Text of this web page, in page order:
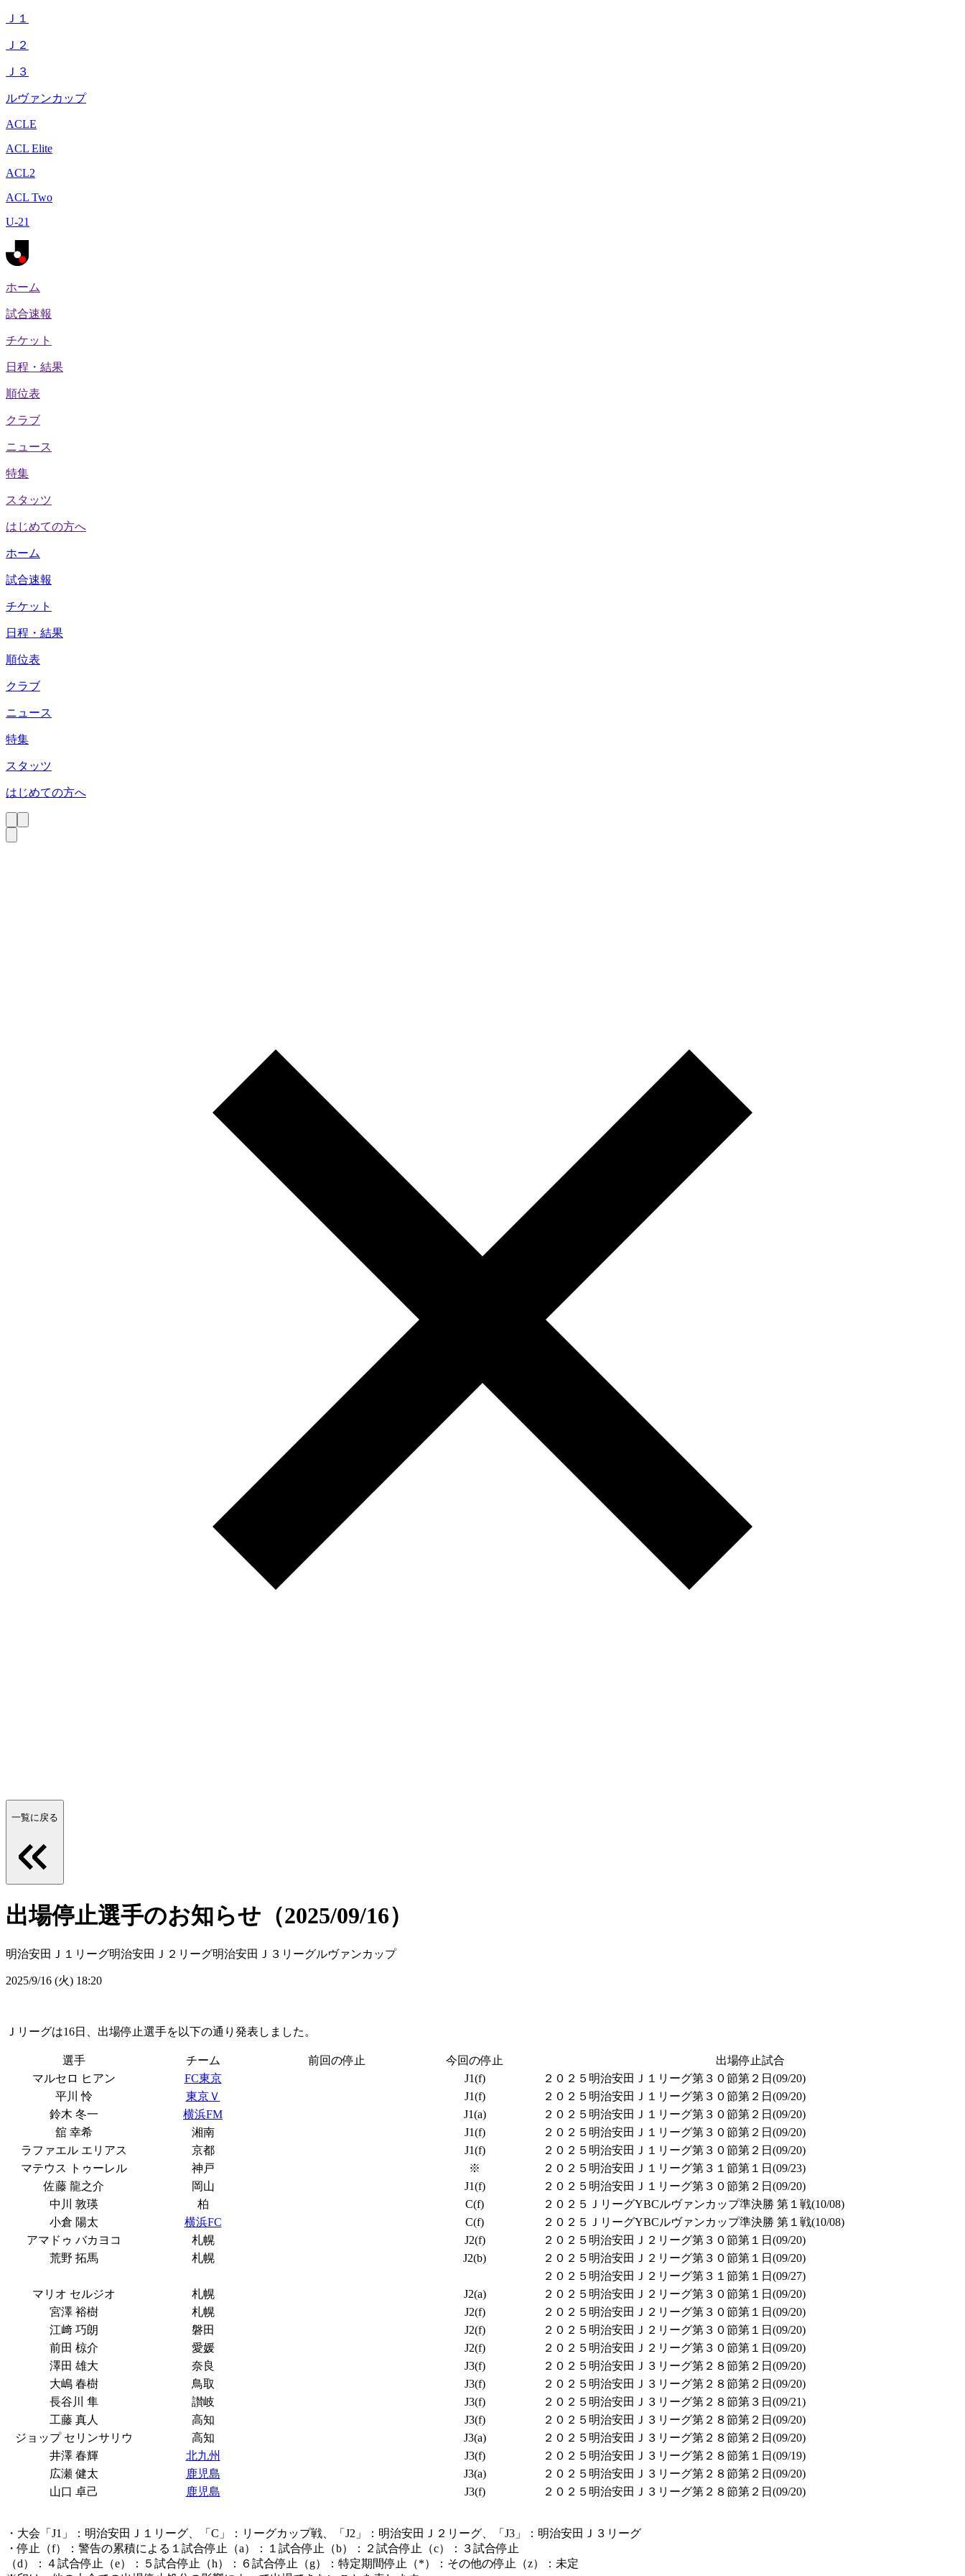
Ｊ１
Ｊ２
Ｊ３
ルヴァンカップ
ACLE
ACL Elite
ACL2
ACL Two
U-21
ホーム
試合速報
チケット
日程・結果
順位表
クラブ
ニュース
特集
スタッツ
はじめての方へ
ホーム
試合速報
チケット
日程・結果
順位表
クラブ
ニュース
特集
スタッツ
はじめての方へ
一覧に戻る
出場停止選手のお知らせ（2025/09/16）
明治安田Ｊ１リーグ明治安田Ｊ２リーグ明治安田Ｊ３リーグルヴァンカップ
2025/9/16 (火) 18:20
Ｊリーグは16日、出場停止選手を以下の通り発表しました。
選手 チーム 前回の停止 今回の停止
出場停止試合
マルセロ ヒアン
FC東京 J1(f)
２０２５明治安田Ｊ１リーグ第３０節第２日(09/20)
平川 怜
東京Ｖ J1(f)
２０２５明治安田Ｊ１リーグ第３０節第２日(09/20)
鈴木 冬一
横浜FM J1(a)
２０２５明治安田Ｊ１リーグ第３０節第２日(09/20)
舘 幸希
湘南 J1(f)
２０２５明治安田Ｊ１リーグ第３０節第２日(09/20)
ラファエル エリアス
京都 J1(f)
２０２５明治安田Ｊ１リーグ第３０節第２日(09/20)
マテウス トゥーレル
神戸 ※
２０２５明治安田Ｊ１リーグ第３１節第１日(09/23)
佐藤 龍之介
岡山 J1(f)
２０２５明治安田Ｊ１リーグ第３０節第２日(09/20)
中川 敦瑛
柏 C(f)
２０２５ＪリーグYBCルヴァンカップ準決勝 第１戦(10/08)
小倉 陽太
横浜FC C(f)
２０２５ＪリーグYBCルヴァンカップ準決勝 第１戦(10/08)
アマドゥ バカヨコ
札幌 J2(f)
２０２５明治安田Ｊ２リーグ第３０節第１日(09/20)
荒野 拓馬
札幌 J2(b)
２０２５明治安田Ｊ２リーグ第３０節第１日(09/20)
２０２５明治安田Ｊ２リーグ第３１節第１日(09/27)
マリオ セルジオ
札幌 J2(a)
２０２５明治安田Ｊ２リーグ第３０節第１日(09/20)
宮澤 裕樹
札幌 J2(f)
２０２５明治安田Ｊ２リーグ第３０節第１日(09/20)
江﨑 巧朗
磐田 J2(f)
２０２５明治安田Ｊ２リーグ第３０節第１日(09/20)
前田 椋介
愛媛 J2(f)
２０２５明治安田Ｊ２リーグ第３０節第１日(09/20)
澤田 雄大
奈良 J3(f)
２０２５明治安田Ｊ３リーグ第２８節第２日(09/20)
大嶋 春樹
鳥取 J3(f)
２０２５明治安田Ｊ３リーグ第２８節第２日(09/20)
長谷川 隼
讃岐 J3(f)
２０２５明治安田Ｊ３リーグ第２８節第３日(09/21)
工藤 真人
高知 J3(f)
２０２５明治安田Ｊ３リーグ第２８節第２日(09/20)
ジョップ セリンサリウ
高知 J3(a)
２０２５明治安田Ｊ３リーグ第２８節第２日(09/20)
井澤 春輝
北九州 J3(f)
２０２５明治安田Ｊ３リーグ第２８節第１日(09/19)
広瀬 健太
鹿児島 J3(a)
２０２５明治安田Ｊ３リーグ第２８節第２日(09/20)
山口 卓己
鹿児島 J3(f) ２０２５明治安田Ｊ３リーグ第２８節第２日(09/20)
・大会「J1」：明治安田Ｊ１リーグ、「C」：リーグカップ戦、「J2」：明治安田Ｊ２リーグ、「J3」：明治安田Ｊ３リーグ
・停止（f）：警告の累積による１試合停止（a）：１試合停止（b）：２試合停止（c）：３試合停止
（d）：４試合停止（e）：５試合停止（h）：６試合停止（g）：特定期間停止（*）：その他の停止（z）：未定